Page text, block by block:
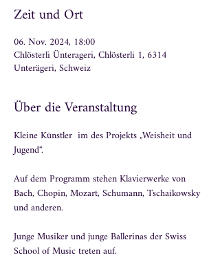
Zeit und Ort
06. Nov. 2024, 18:00
Chlösterli Ünterageri, Chlösterli 1, 6314
Unterägeri, Schweiz
Über die Veranstaltung
Kleine Künstler  im des Projekts „Weisheit und
Jugend“.
Auf dem Programm stehen Klavierwerke von
Bach, Chopin, Mozart, Schumann, Tschaikowsky
und anderen.
Junge Musiker und junge Ballerinas der Swiss
School of Music treten auf.